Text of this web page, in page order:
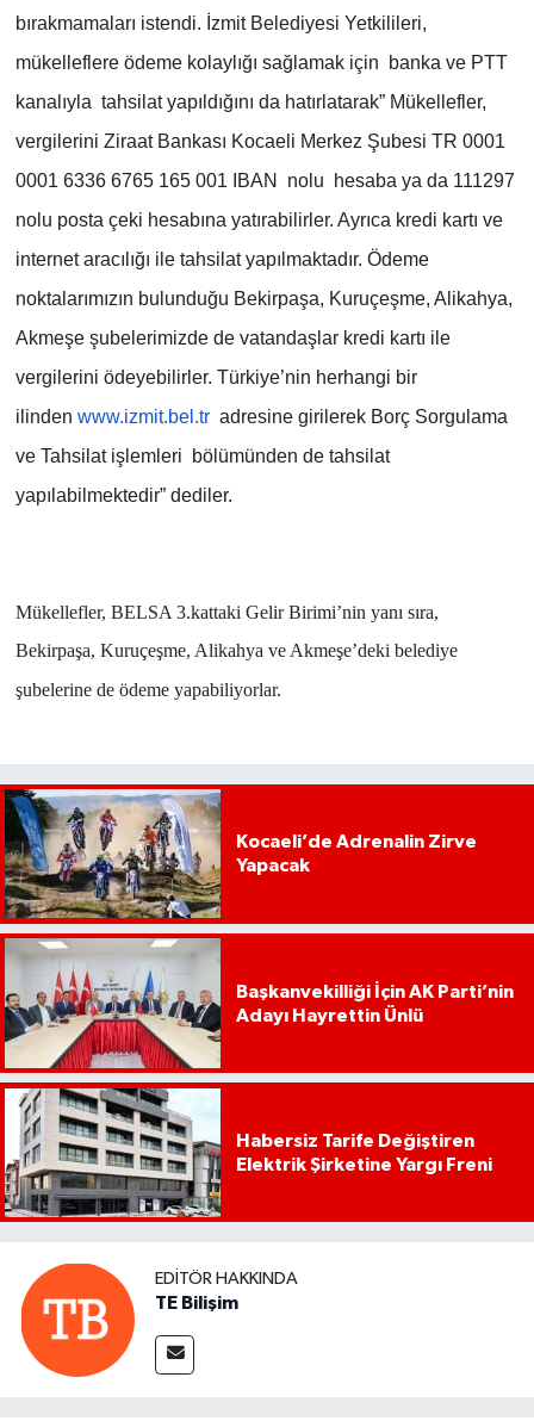
bırakmamaları istendi. İzmit Belediyesi Yetkilileri,
mükelleflere ödeme kolaylığı sağlamak için banka ve PTT
kanalıyla tahsilat yapıldığını da hatırlatarak” Mükellefler,
vergilerini Ziraat Bankası Kocaeli Merkez Şubesi TR 0001
0001 6336 6765 165 001 IBAN nolu hesaba ya da 111297
nolu posta çeki hesabına yatırabilirler. Ayrıca kredi kartı ve
internet aracılığı ile tahsilat yapılmaktadır. Ödeme
noktalarımızın bulunduğu Bekirpaşa, Kuruçeşme, Alikahya,
Akmeşe şubelerimizde de vatandaşlar kredi kartı ile
vergilerini ödeyebilirler. Türkiye’nin herhangi bir
ilinden www.izmit.bel.tradresine girilerek Borç Sorgulama
ve Tahsilat işlemleri bölümünden de tahsilat
yapılabilmektedir” dediler.
Mükellefler, BELSA 3.kattaki Gelir Birimi’nin yanı sıra,
Bekirpaşa, Kuruçeşme, Alikahya ve Akmeşe’deki belediye
şubelerine de ödeme yapabiliyorlar.
Kocaeli’de Adrenalin Zirve
Yapacak
Başkanvekilliği İçin AK Parti’nin
Adayı Hayrettin Ünlü
Habersiz Tarife Değiştiren
Elektrik Şirketine Yargı Freni
EDITÖR HAKKINDA
TE Bilişim